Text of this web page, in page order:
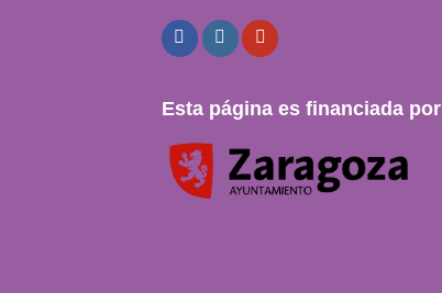
Esta página es financiada por